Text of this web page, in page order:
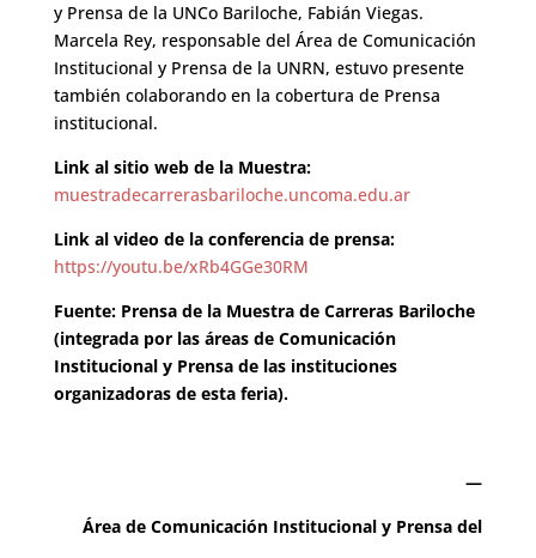
y Prensa de la UNCo Bariloche, Fabián Viegas.
Marcela Rey, responsable del Área de Comunicación
Institucional y Prensa de la UNRN, estuvo presente
también colaborando en la cobertura de Prensa
institucional.
Link al sitio web de la Muestra:
muestradecarrerasbariloche.uncoma.edu.ar
Link al video de la conferencia de prensa:
https://youtu.be/xRb4GGe30RM
Fuente: Prensa de la Muestra de Carreras Bariloche
(integrada por las áreas de Comunicación
Institucional y Prensa de las instituciones
organizadoras de esta feria).
—
Área de Comunicación Institucional y Prensa del